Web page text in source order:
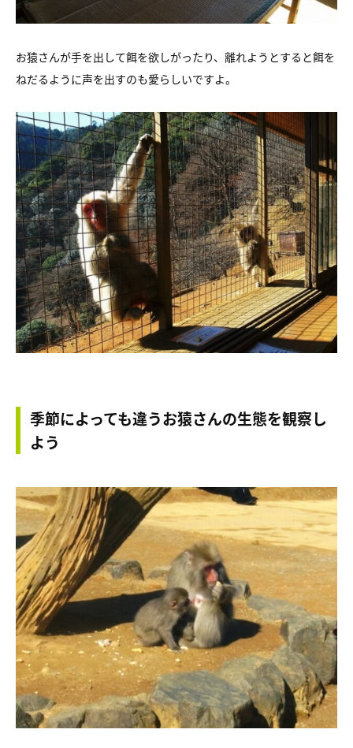
お猿さんが手を出して餌を欲しがったり、離れようとすると餌を
ねだるように声を出すのも愛らしいですよ。
季節によっても違うお猿さんの生態を観察し
よう